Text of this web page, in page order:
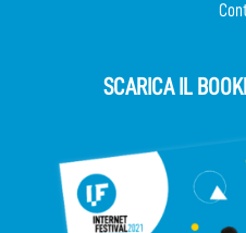
SCARICA IL